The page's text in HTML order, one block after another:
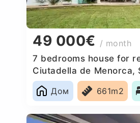
49 000€ / month
7 bedrooms house for
Ciutadella de Menorca,
Дом
661m2